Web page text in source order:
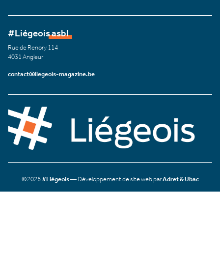
#Liégeois asbl
Rue de Renory 114
4031 Angleur
contact@liegeois-magazine.be
©2026#Liégeois— Développement de site web parAdret & Ubac